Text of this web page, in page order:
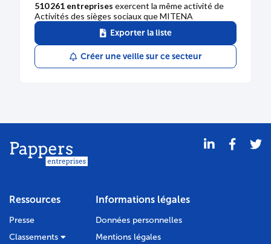
510 261 entreprises exercent la même activité de
Activités des sièges sociaux que MITENA
Exporter la liste
Créer une veille sur ce secteur
Ressources
Presse
Classements
Informations légales
Données personnelles
Mentions légales